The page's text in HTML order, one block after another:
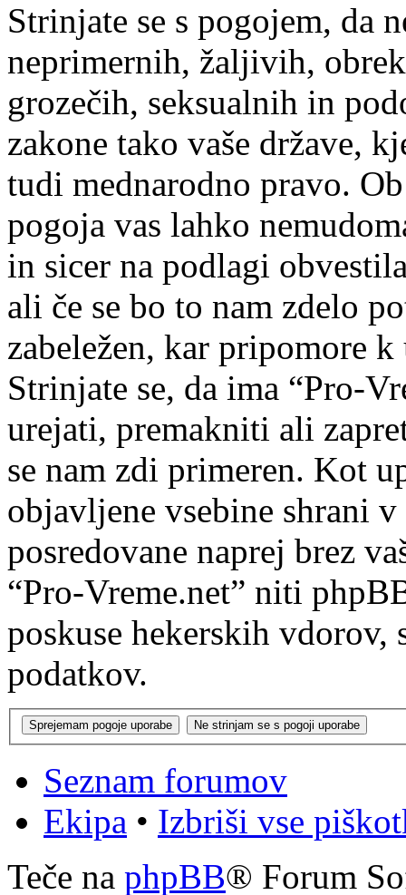
Strinjate se s pogojem, da
neprimernih, žaljivih,
grozečih, seksualnih in
zakone tako vaše države,
tudi mednarodno pravo.
pogoja vas lahko
in sicer na podlagi
ali če se bo to nam zdelo
zabeležen, kar pripomore
Strinjate se, da ima “Pro-
urejati, premakniti ali
se nam zdi primeren. Kot
objavljene vsebine shrani
posredovane naprej brez
“Pro-Vreme.net” niti
poskuse hekerskih
podatkov.
Seznam forumov
Ekipa • Izbriši vse
Teče na phpBB® Forum